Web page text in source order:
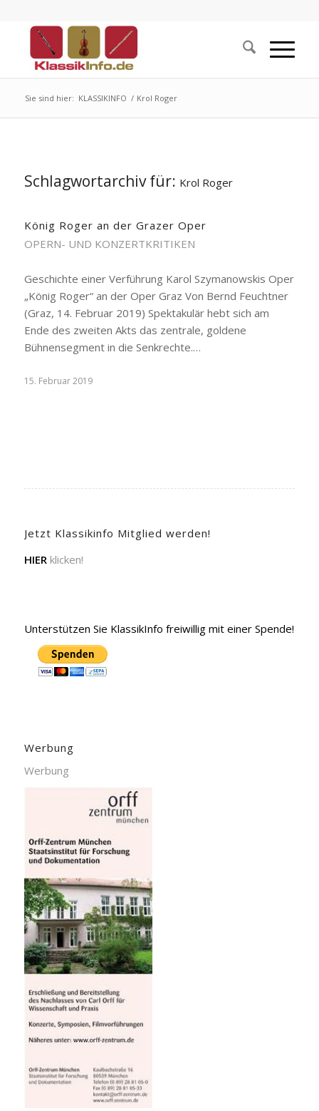
Sie sind hier: KLASSIKINFO / Krol Roger
Schlagwortarchiv für: Krol Roger
König Roger an der Grazer Oper
OPERN- UND KONZERTKRITIKEN
Geschichte einer Verführung Karol Szymanowskis Oper
„König Roger“ an der Oper Graz Von Bernd Feuchtner
(Graz, 14. Februar 2019) Spektakulär hebt sich am
Ende des zweiten Akts das zentrale, goldene
Bühnensegment in die Senkrechte.…
15. Februar 2019
Jetzt Klassikinfo Mitglied werden!
HIER klicken!
Unterstützen Sie KlassikInfo freiwillig mit einer Spende!
Werbung
Werbung